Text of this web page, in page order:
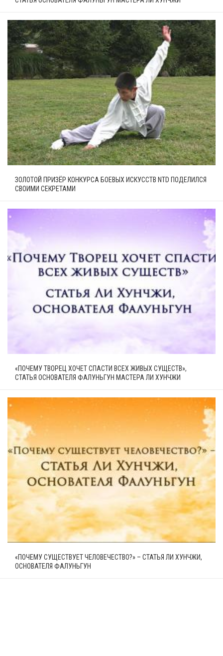
ЗОЛОТОЙ ПРИЗЁР КОНКУРСА БОЕВЫХ ИСКУССТВ NTD ПОДЕЛИЛСЯ
СВОИМИ СЕКРЕТАМИ
«ПОЧЕМУ ТВОРЕЦ ХОЧЕТ СПАСТИ ВСЕХ ЖИВЫХ СУЩЕСТВ»,
СТАТЬЯ ОСНОВАТЕЛЯ ФАЛУНЬГУН МАСТЕРА ЛИ ХУНЧЖИ
«ПОЧЕМУ СУЩЕСТВУЕТ ЧЕЛОВЕЧЕСТВО?» – СТАТЬЯ ЛИ ХУНЧЖИ,
ОСНОВАТЕЛЯ ФАЛУНЬГУН